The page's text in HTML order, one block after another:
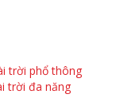
trời phổ thông
trời đa năng